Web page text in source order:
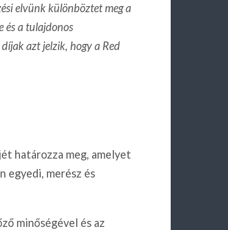
elvünk különböztet meg a
és a tulajdonos
azt jelzik, hogy a Red
határozza meg, amelyet
egyedi, merész és
minőségével és az